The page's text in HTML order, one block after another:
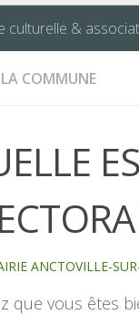
culturelle &
LA COMMUNE
ANCTOVILLE-
que vous êtes